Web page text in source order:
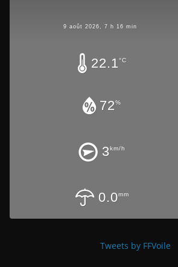
9 août 2026, 7 h 16 min
22.1°C
72%
3km/h
0.0mm
Tweets by FFVoile